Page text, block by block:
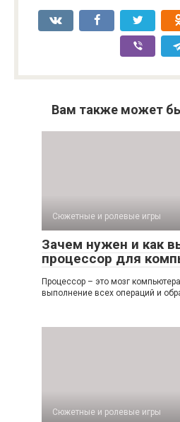
Вам также может
Сюжетные и ролевые игры
Зачем нужен и как
процессор для
Процессор – это мозг
выполнение всех операций и
Сюжетные и ролевые игры